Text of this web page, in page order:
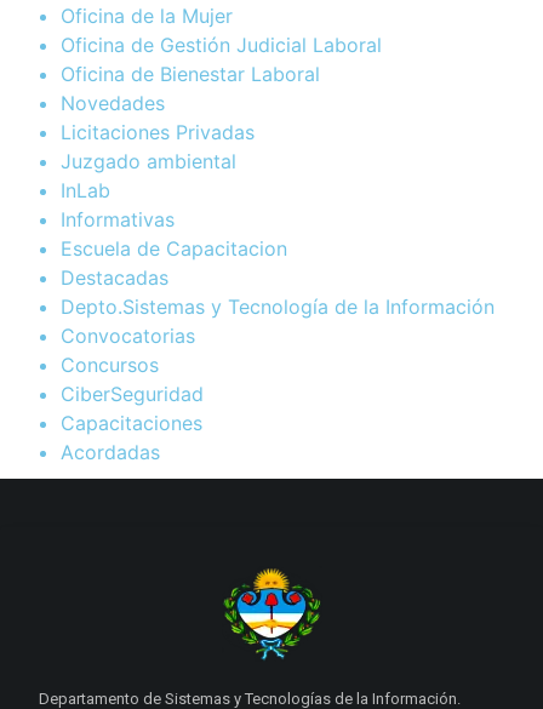
Oficina de la Mujer
Oficina de Gestión Judicial Laboral
Oficina de Bienestar Laboral
Novedades
Licitaciones Privadas
Juzgado ambiental
InLab
Informativas
Escuela de Capacitacion
Destacadas
Depto.Sistemas y Tecnología de la Información
Convocatorias
Concursos
CiberSeguridad
Capacitaciones
Acordadas
Departamento de Sistemas y Tecnologías de la Información.